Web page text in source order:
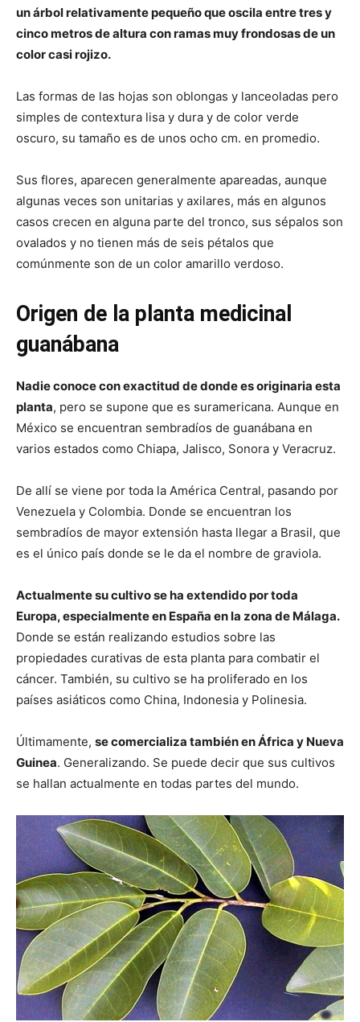
un árbol relativamente pequeño que oscila entre tres y
cinco metros de altura con ramas muy frondosas de un
color casi rojizo.
Las formas de las hojas son oblongas y lanceoladas pero
simples de contextura lisa y dura y de color verde
oscuro, su tamaño es de unos ocho cm. en promedio.
Sus flores, aparecen generalmente apareadas, aunque
algunas veces son unitarias y axilares, más en algunos
casos crecen en alguna parte del tronco, sus sépalos son
ovalados y no tienen más de seis pétalos que
comúnmente son de un color amarillo verdoso.
Origen de la planta medicinal
guanábana
Nadie conoce con exactitud de donde es originaria esta
planta, pero se supone que es suramericana. Aunque en
México se encuentran sembradíos de guanábana en
varios estados como Chiapa, Jalisco, Sonora y Veracruz.
De allí se viene por toda la América Central, pasando por
Venezuela y Colombia. Donde se encuentran los
sembradíos de mayor extensión hasta llegar a Brasil, que
es el único país donde se le da el nombre de graviola.
Actualmente su cultivo se ha extendido por toda
Europa, especialmente en España en la zona de Málaga.
Donde se están realizando estudios sobre las
propiedades curativas de esta planta para combatir el
cáncer. También, su cultivo se ha proliferado en los
países asiáticos como China, Indonesia y Polinesia.
Últimamente, se comercializa también en África y Nueva
Guinea. Generalizando. Se puede decir que sus cultivos
se hallan actualmente en todas partes del mundo.